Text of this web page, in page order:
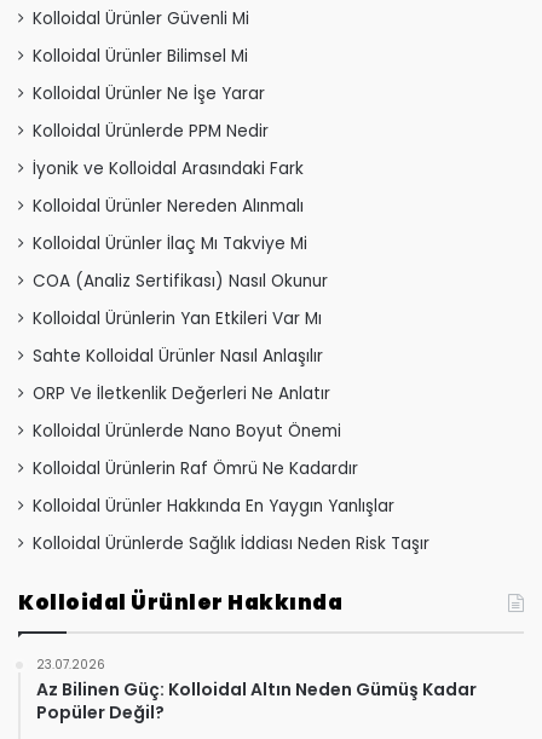
Kolloidal Ürünler Güvenli Mi
Kolloidal Ürünler Bilimsel Mi
Kolloidal Ürünler Ne İşe Yarar
Kolloidal Ürünlerde PPM Nedir
İyonik ve Kolloidal Arasındaki Fark
Kolloidal Ürünler Nereden Alınmalı
Kolloidal Ürünler İlaç Mı Takviye Mi
COA (Analiz Sertifikası) Nasıl Okunur
Kolloidal Ürünlerin Yan Etkileri Var Mı
Sahte Kolloidal Ürünler Nasıl Anlaşılır
ORP Ve İletkenlik Değerleri Ne Anlatır
Kolloidal Ürünlerde Nano Boyut Önemi
Kolloidal Ürünlerin Raf Ömrü Ne Kadardır
Kolloidal Ürünler Hakkında En Yaygın Yanlışlar
Kolloidal Ürünlerde Sağlık İddiası Neden Risk Taşır
Kolloidal Ürünler Hakkında
23.07.2026
Az Bilinen Güç: Kolloidal Altın Neden Gümüş Kadar
Popüler Değil?